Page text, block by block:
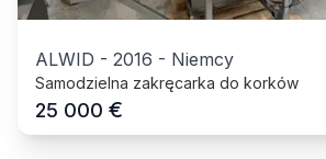
ALWID - 2016 - Niemcy
Samodzielna zakręcarka do korków
25 000 €